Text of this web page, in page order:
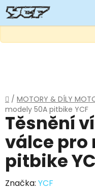
Domů
/ MOTORY & DÍLY
modely 50A pitbike YCF
Těsnění
válce pro
pitbike
Značka: YCF